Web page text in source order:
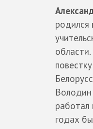
родился
Володин
работал
годах